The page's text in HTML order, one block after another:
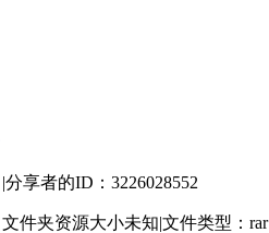
|分享者的ID：3226028552
件夹资源大小未知|文件类型：rar